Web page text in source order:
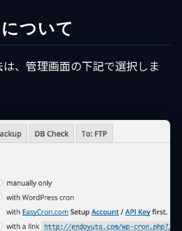
ついて
、管理画面の下記で選択しま